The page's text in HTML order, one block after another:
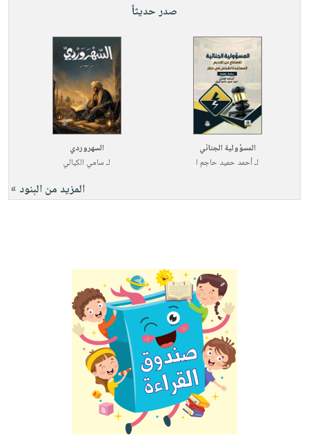
صدر حديثاً
المسؤولية الجنائي
لـأحمد حميد حاجم ا
السهروردي
لـسامي الكيالي
المزيد من البنود »